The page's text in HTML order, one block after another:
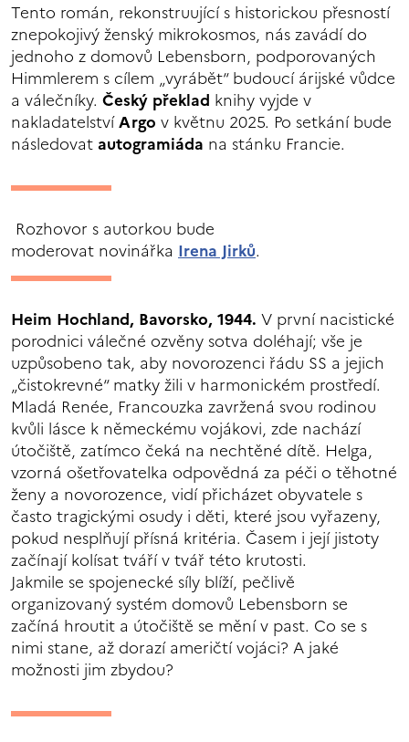
Tento román, rekonstruující s historickou přesností
znepokojivý ženský mikrokosmos, nás zavádí do
jednoho z domovů Lebensborn, podporovaných
Himmlerem s cílem „vyrábět“ budoucí árijské vůdce
a válečníky. Český překlad knihy vyjde v
nakladatelstvíArgo v květnu 2025. Po setkání bude
následovatautogramiáda na stánku Francie.
Rozhovor s autorkou bude
moderovat novinářka Irena Jirků.
Heim Hochland, Bavorsko, 1944. V první nacistické
porodnici válečné ozvěny sotva doléhají; vše je
uzpůsobeno tak, aby novorozenci řádu SS a jejich
„čistokrevné“ matky žili v harmonickém prostředí.
Mladá Renée, Francouzka zavržená svou rodinou
kvůli lásce k německému vojákovi, zde nachází
útočiště, zatímco čeká na nechtěné dítě. Helga,
vzorná ošetřovatelka odpovědná za péči o těhotné
ženy a novorozence, vidí přicházet obyvatele s
často tragickými osudy i děti, které jsou vyřazeny,
pokud nesplňují přísná kritéria. Časem i její jistoty
začínají kolísat tváří v tvář této krutosti.
Jakmile se spojenecké síly blíží, pečlivě
organizovaný systém domovů Lebensborn se
začíná hroutit a útočiště se mění v past. Co se s
nimi stane, až dorazí američtí vojáci? A jaké
možnosti jim zbydou?